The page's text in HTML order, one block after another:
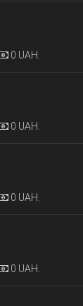
0 UAH.
0 UAH.
0 UAH.
0 UAH.